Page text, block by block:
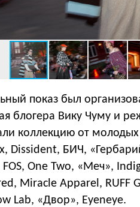
показ был
блогера Вику Чуму и
коллекцию от
Dissident, БИЧ,
FOS, One Two, «Меч»,
Miracle Apparel, RUFF
Lab, «Двор», Eyeneye.